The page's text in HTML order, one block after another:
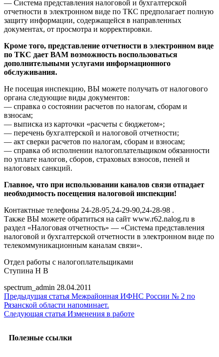
— Система представления налоговой и бухгалтерской
отчетности в электронном виде по ТКС предполагает полную
защиту информации, содержащейся в направленных
документах, от просмотра и корректировки.
Кроме того, представление отчетности в электронном виде
по ТКС дает ВАМ возможность воспользоваться
дополнительными услугами информационного
обслуживания.
Не посещая инспекцию, ВЫ можете получать от налогового
органа следующие виды документов:
— справка о состоянии расчетов по налогам, сборам и
взносам;
— выписка из карточки «расчеты с бюджетом»;
— перечень бухгалтерской и налоговой отчетности;
— акт сверки расчетов по налогам, сборам и взносам;
— справка об исполнении налогоплательщиком обязанности
по уплате налогов, сборов, страховых взносов, пеней и
налоговых санкций.
Главное, что при использовании каналов связи отпадает
необходимость посещения налоговой инспекции!
Контактные телефоны 24-28-95,24-29-90,24-28-98 .
Также ВЫ можете обратиться на сайт www.r62.nalog.ru в
раздел «Налоговая отчетность» — «Система представления
налоговой и бухгалтерской отчетности в электронном виде по
телекоммуникационным каналам связи».
Отдел работы с налогоплательщиками
Ступина Н В
spectrum_admin 28.04.2011
Предыдущая статья Межрайонная ИФНС России № 2 по
Рязанской области напоминает.
Следующая статья Изменения в работе
Полезные ссылки